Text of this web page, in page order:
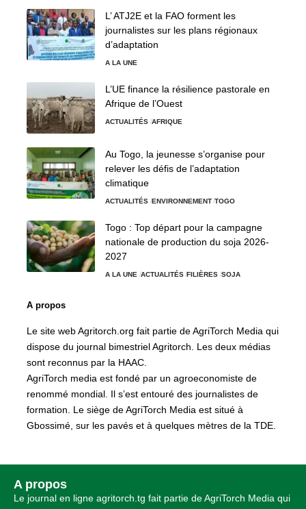
L’ ATJ2E et la FAO forment les
journalistes sur les plans régionaux
d’adaptation
A LA UNE
L’UE finance la résilience pastorale en
Afrique de l’Ouest
ACTUALITÉS AFRIQUE
Au Togo, la jeunesse s’organise pour
relever les défis de l’adaptation
climatique
ACTUALITÉS ENVIRONNEMENT TOGO
Togo : Top départ pour la campagne
nationale de production du soja 2026-
2027
A LA UNE ACTUALITÉS FILIÈRES SOJA
A propos
Le site web Agritorch.org fait partie de AgriTorch Media qui
dispose du journal bimestriel Agritorch. Les deux médias
sont reconnus par la HAAC.
AgriTorch media est fondé par un agroeconomiste de
renommé mondial. Il s’est entouré des journalistes de
formation. Le siège de AgriTorch Media est situé à
Gbossimé, sur les pavés et à quelques mètres de la TDE.
A propos
Le journal en ligne agritorch.tg fait partie de AgriTorch Media qui